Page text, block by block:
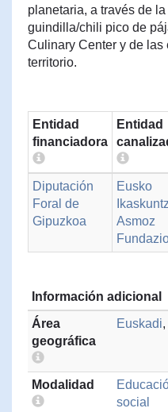
planetaria, a través de
guindilla/chili pico de
Culinary Center y de las
territorio.
Entidad
financiadora
Entidad
Diputación
Foral de
Gipuzkoa
Eusko
Asmoz
Información adicional
Área
geográfica
Euskadi
Modalidad
social